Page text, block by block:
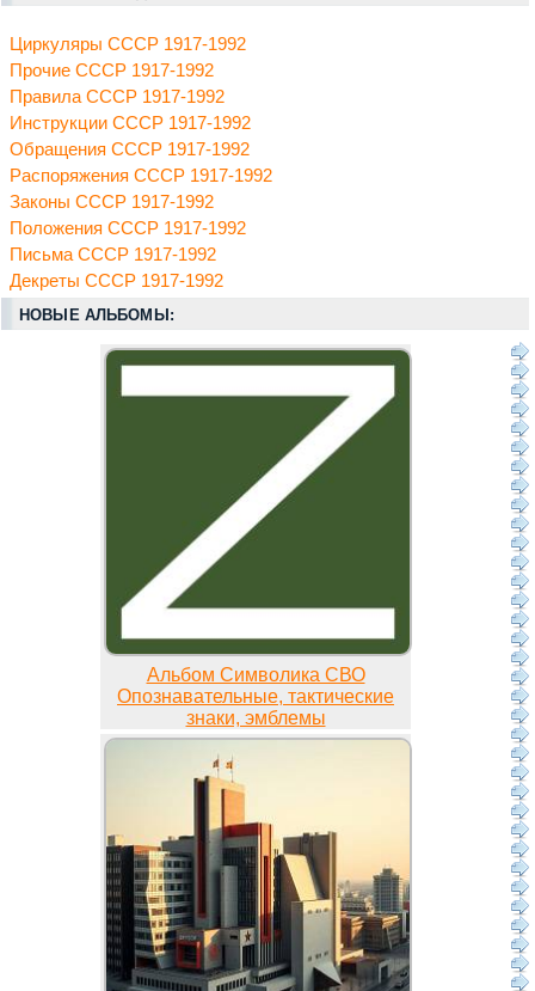
Циркуляры СССР 1917-1992
Прочие СССР 1917-1992
Правила СССР 1917-1992
Инструкции СССР 1917-1992
Обращения СССР 1917-1992
Распоряжения СССР 1917-1992
Законы СССР 1917-1992
Положения СССР 1917-1992
Письма СССР 1917-1992
Декреты СССР 1917-1992
НОВЫЕ АЛЬБОМЫ:
Альбом Символика СВО
Опознавательные, тактические
знаки, эмблемы